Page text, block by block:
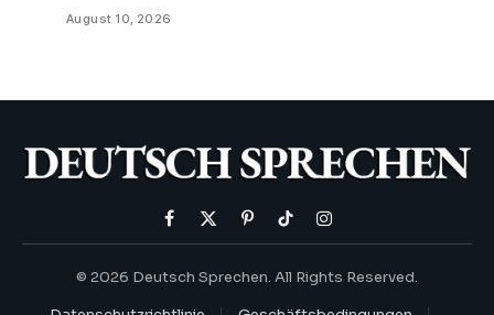
August 10, 2026
Facebook
X
(Twitter)
Pinterest
TikTokInstagram
© 2026 Deutsch Sprechen. All Rights Reserved.